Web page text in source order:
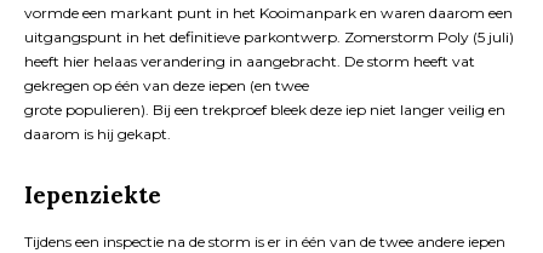
vormde een markant punt in het Kooimanpark en waren daarom een
uitgangspunt in het definitieve parkontwerp. Zomerstorm Poly (5 juli)
heeft hier helaas verandering in aangebracht. De storm heeft vat
gekregen op één van deze iepen (en twee
grote populieren). Bij een trekproef bleek deze iep niet langer veilig en
daarom is hij gekapt.
Iepenziekte
Tijdens een inspectie na de storm is er in één van de twee andere iepen